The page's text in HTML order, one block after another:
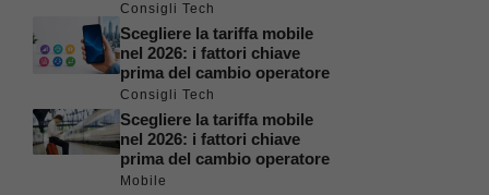
Consigli Tech
Scegliere la tariffa mobile
nel 2026: i fattori chiave
prima del cambio operatore
Consigli Tech
Scegliere la tariffa mobile
nel 2026: i fattori chiave
prima del cambio operatore
Mobile